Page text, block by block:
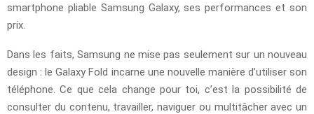
smartphone pliable Samsung Galaxy, ses performances et son
prix.
Dans les faits, Samsung ne mise pas seulement sur un nouveau
design : le Galaxy Fold incarne une nouvelle manière d’utiliser son
téléphone. Ce que cela change pour toi, c’est la possibilité de
consulter du contenu, travailler, naviguer ou multitâcher avec un